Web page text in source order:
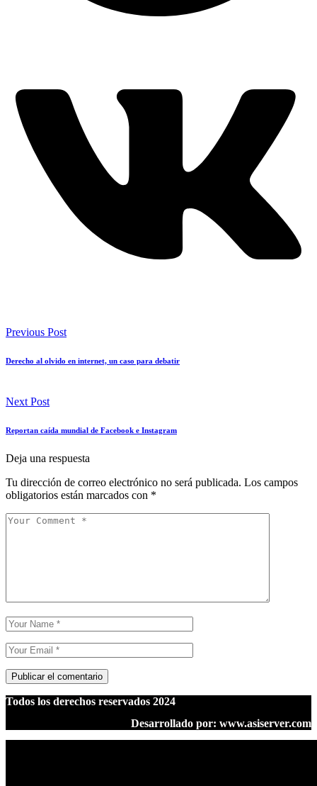
Previous Post
Derecho al olvido en internet, un caso para debatir
Next Post
Reportan caída mundial de Facebook e Instagram
Deja una respuesta
Tu dirección de correo electrónico no será publicada. Los campos
obligatorios están marcados con *
Todos los derechos reservados 2024
Desarrollado por: www.asiserver.com